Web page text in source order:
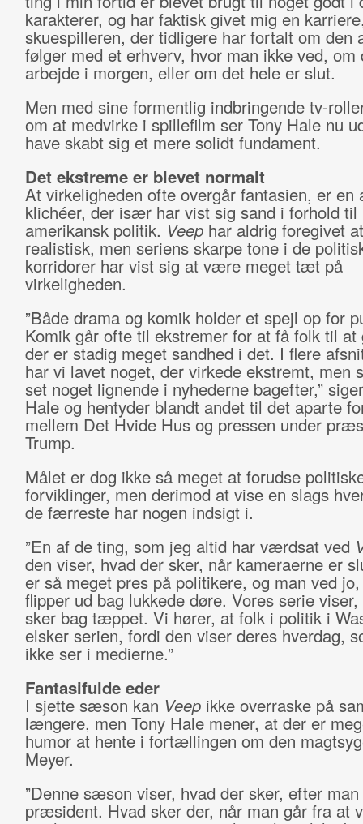
karakterer, og har faktisk givet mig en
skuespilleren, der tidligere har fortalt om den
følger med et erhverv, hvor man ikke ved, om
arbejde i morgen, eller om det hele er slut.
Men med sine formentlig indbringende tv-
om at medvirke i spillefilm ser Tony Hale nu
have skabt sig et mere solidt fundament.
Det ekstreme er blevet normalt
At virkeligheden ofte overgår fantasien, er en
klichéer, der især har vist sig sand i forhold til
amerikansk politik. Veep har aldrig foregivet
realistisk, men seriens skarpe tone i de
korridorer har vist sig at være meget tæt på
virkeligheden.
”Både drama og komik holder et spejl op for
Komik går ofte til ekstremer for at få folk til at
der er stadig meget sandhed i det. I flere
har vi lavet noget, der virkede ekstremt, men
set noget lignende i nyhederne bagefter,”
Hale og hentyder blandt andet til det aparte
mellem Det Hvide Hus og pressen under
Trump.
Målet er dog ikke så meget at forudse
forviklinger, men derimod at vise en slags
de færreste har nogen indsigt i.
”En af de ting, som jeg altid har værdsat ved
den viser, hvad der sker, når kameraerne er
er så meget pres på politikere, og man ved
flipper ud bag lukkede døre. Vores serie
sker bag tæppet. Vi hører, at folk i politik i
elsker serien, fordi den viser deres hverdag,
ikke ser i medierne.”
Fantasifulde eder
I sjette sæson kan Veepikke overraske på
længere, men Tony Hale mener, at der er
humor at hente i fortællingen om den
Meyer.
”Denne sæson viser, hvad der sker, efter
præsident. Hvad sker der, når man går fra at